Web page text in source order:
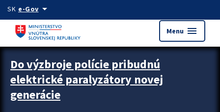
Preskocit na hlavný obsah
SK e-Govarrow_drop_down
Menu menu
Zastavit automatický posun upútavok
Do výzbroje polície pribudnú
elektrické paralyzátory novej
generácie